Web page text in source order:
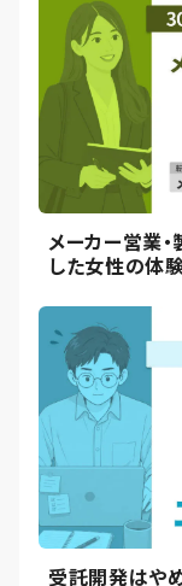
メーカー営業
した女性の体
受託開発はや